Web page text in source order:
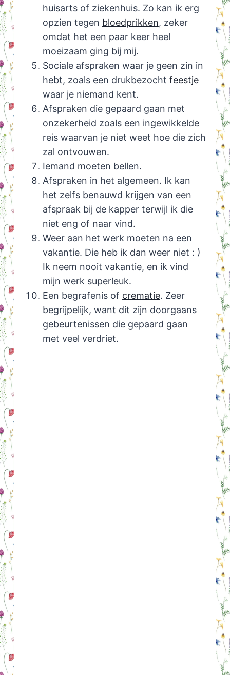
huisarts of ziekenhuis. Zo kan ik erg
opzien tegen bloedprikken, zeker
omdat het een paar keer heel
moeizaam ging bij mij.
Sociale afspraken waar je geen zin in
hebt, zoals een drukbezocht feestje
waar je niemand kent.
Afspraken die gepaard gaan met
onzekerheid zoals een ingewikkelde
reis waarvan je niet weet hoe die zich
zal ontvouwen.
Iemand moeten bellen.
Afspraken in het algemeen. Ik kan
het zelfs benauwd krijgen van een
afspraak bij de kapper terwijl ik die
niet eng of naar vind.
Weer aan het werk moeten na een
vakantie. Die heb ik dan weer niet : )
Ik neem nooit vakantie, en ik vind
mijn werk superleuk.
Een begrafenis of crematie. Zeer
begrijpelijk, want dit zijn doorgaans
gebeurtenissen die gepaard gaan
met veel verdriet.